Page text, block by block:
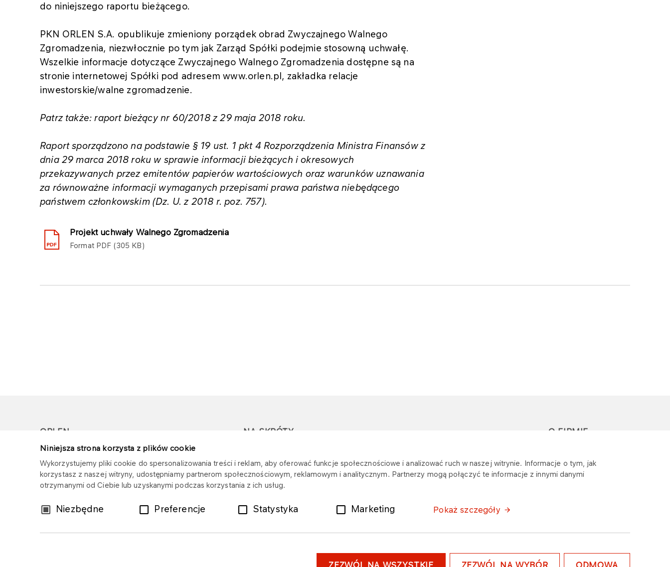
Niniejsza strona korzysta z plików cookie
Wykorzystujemy pliki cookie do spersonalizowania treści i reklam, aby oferować funkcje społecznościowe i analizować ruch w naszej witrynie. Informacje o tym, jak
korzystasz z naszej witryny, udostępniamy partnerom społecznościowym, reklamowym i analitycznym. Partnerzy mogą połączyć te informacje z innymi danymi
otrzymanymi od Ciebie lub uzyskanymi podczas korzystania z ich usług.
WybórNiezbędne Preferencje Statystyka Marketing Pokaż szczegóły
ZEZWÓL NA WSZYSTKIE ZEZWÓL NA WYBÓR ODMOWA
do niniejszego raportu bieżącego.
PKN ORLEN S.A. opublikuje zmieniony porządek obrad Zwyczajnego Walnego
Zgromadzenia, niezwłocznie po tym jak Zarząd Spółki podejmie stosowną uchwałę.
Wszelkie informacje dotyczące Zwyczajnego Walnego Zgromadzenia dostępne są na
stronie internetowej Spółki pod adresem www.orlen.pl, zakładka relacje
inwestorskie/walne zgromadzenie.
Patrz także: raport bieżący nr 60/2018 z 29 maja 2018 roku.
Raport sporządzono na podstawie § 19 ust. 1 pkt 4 Rozporządzenia Ministra Finansów z
dnia 29 marca 2018 roku w sprawie informacji bieżących i okresowych
przekazywanych przez emitentów papierów wartościowych oraz warunków uznawania
za równoważne informacji wymaganych przepisami prawa państwa niebędącego
państwem członkowskim (Dz. U. z 2018 r. poz. 757).
Projekt uchwały Walnego Zgromadzenia​
Format PDF 305 KB
ORLEN
Copyright © 1996-2026
Wszystkie prawa zastrzeżone
NA SKRÓTY
oszustwami
Mapa stacji
Dotacje
reklamację
O FIRMIE
Wymagania